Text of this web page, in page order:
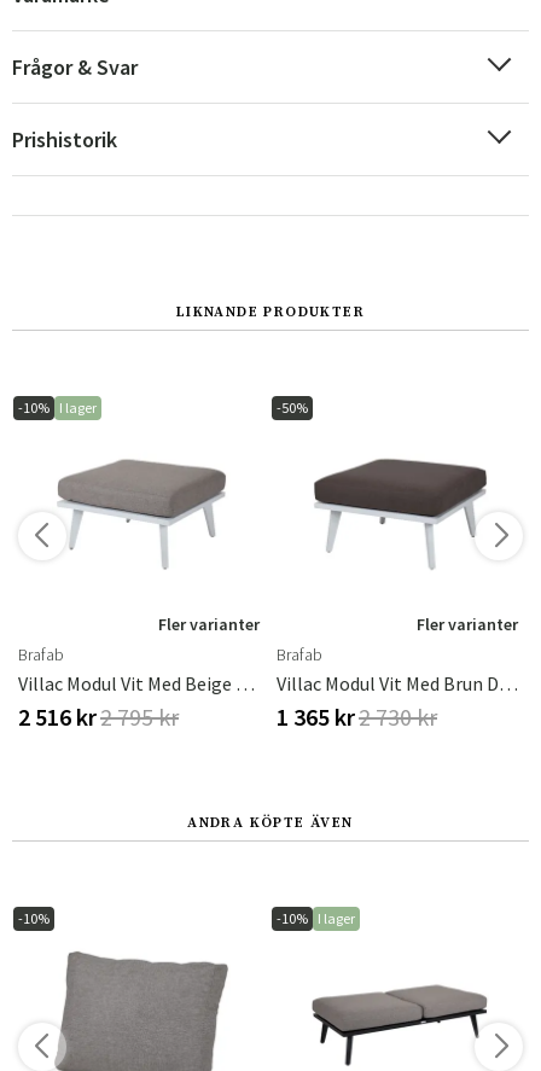
Sverige
Danmark
Frågor & Svar
Prishistorik
LIKNANDE PRODUKTER
-10% I lager
Fler varianter
Brafab
Villac Modul Vit Med Beige Dyna
2 516 kr2 795 kr
-50%
Fler varianter
Brafab
Villac Modul Vit Med Brun Dyna
1 365 kr2 730 kr
ANDRA KÖPTE ÄVEN
-10% -10% I lager